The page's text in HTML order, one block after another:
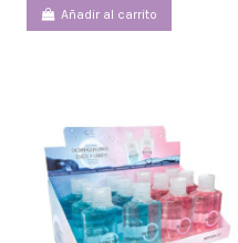
Añadir al carrito